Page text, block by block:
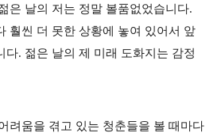
은 날의 저는 정말 볼품없었습니다.
훨씬 더 못한 상황에 놓여 있어서 앞
다. 젊은 날의 제 미래 도화지는 감정
려움을 겪고 있는 청춘들을 볼 때마다